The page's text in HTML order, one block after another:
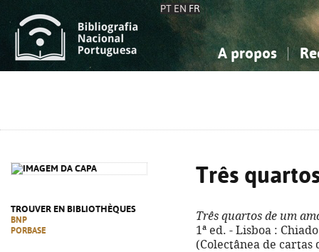
PT EN FR
A propos
TROUVER EN BIBLIOTHÈQUES
BNP
PORBASE
Três
Três quartos de um
1ª ed. - Lisboa :
(Colectânea de cartas